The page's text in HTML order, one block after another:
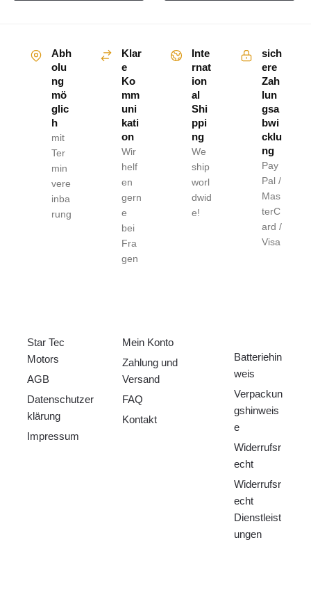
Abh
olu
ng
mö
glic
h
mit
Ter
min
vere
inba
rung
Klar
e
Ko
mm
uni
kati
on
Wir
helf
en
gern
e
bei
Fra
gen
Inte
rnat
ion
al
Shi
ppi
ng
We
ship
worl
dwid
e!
sich
ere
Zah
lun
gsa
bwi
cklu
ng
Pay
Pal /
Mas
terC
ard /
Visa
Star Tec
Motors
AGB
Datenschutzer
klärung
Impressum
Mein Konto
Zahlung und
Versand
FAQ
Kontakt
Batteriehin
weis
Verpackun
gshinweis
e
Widerrufsr
echt
Widerrufsr
echt
Dienstleist
ungen